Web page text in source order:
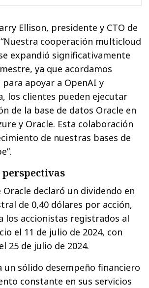
Ellison, presidente y CTO de
cooperación multicloud
expandió significativamente
ya que acordamos
apoyar a OpenAI y
los clientes pueden ejecutar
de la base de datos Oracle en
y Oracle. Esta colaboración
de nuestras bases de
declaró un dividendo en
de 0,40 dólares por acción,
los accionistas registrados al
el 11 de julio de 2024, con
25 de julio de 2024.
un sólido desempeño financiero
constante en sus servicios